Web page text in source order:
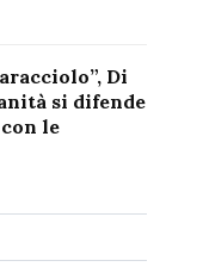
Di
si difende
le